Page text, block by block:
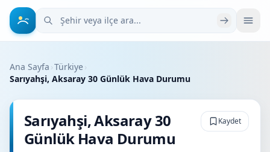
Şehir veya ilçe ara
Ana Sayfa ›Türkiye›
Sarıyahşi, Aksaray 30 Günlük Hava Durumu
Sarıyahşi, Aksaray 30
Günlük Hava Durumu
Kaydet